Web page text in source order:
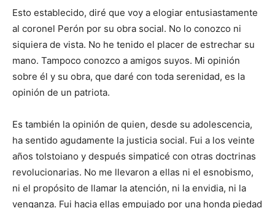
Esto establecido, diré que voy a elogiar entusiastamente
al coronel Perón por su obra social. No lo conozco ni
siquiera de vista. No he tenido el placer de estrechar su
mano. Tampoco conozco a amigos suyos. Mi opinión
sobre él y su obra, que daré con toda serenidad, es la
opinión de un patriota.
Es también la opinión de quien, desde su adolescencia,
ha sentido agudamente la justicia social. Fui a los veinte
años tolstoiano y después simpaticé con otras doctrinas
revolucionarias. No me llevaron a ellas ni el esnobismo,
ni el propósito de llamar la atención, ni la envidia, ni la
venganza. Fui hacia ellas empujado por una honda piedad